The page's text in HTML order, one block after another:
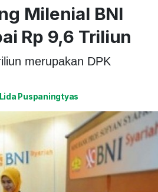
Milenial BNI
Rp 9,6 Triliun
merupakan DPK
Lida Puspaningtyas